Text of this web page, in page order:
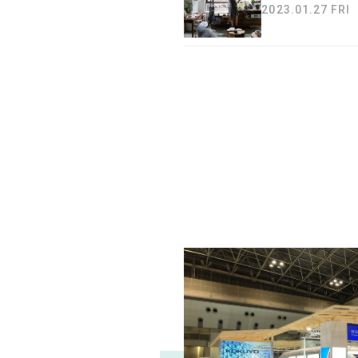
2023.01.27 FRI